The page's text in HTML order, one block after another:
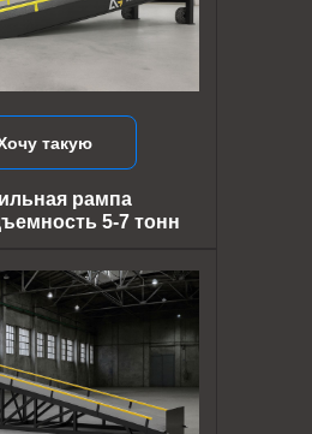
такую
рампа
5-7 тонн